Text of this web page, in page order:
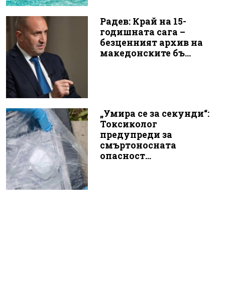
Радев: Край на 15-
годишната сага –
безценният архив на
македонските бъ...
„Умира се за секунди“:
Токсиколог
предупреди за
смъртоносната
опасност...